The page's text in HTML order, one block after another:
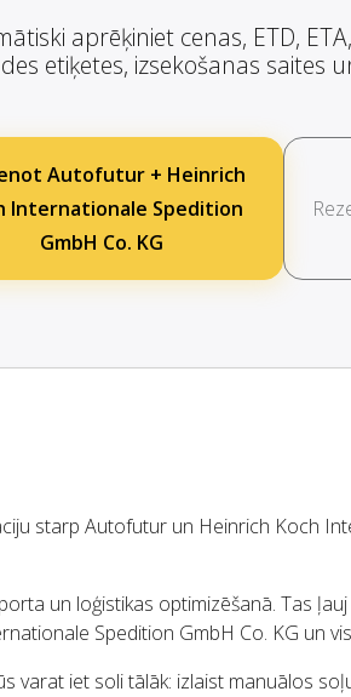
aprēķiniet cenas, ETD,
etiķetes, izsekošanas saites
Autofutur + Heinrich
Internationale Spedition
GmbH Co. KG
starp Autofutur un Heinrich Koch
un loģistikas optimizēšanā. Tas
Spedition GmbH Co. KG un
varat iet soli tālāk: izlaist manuālos